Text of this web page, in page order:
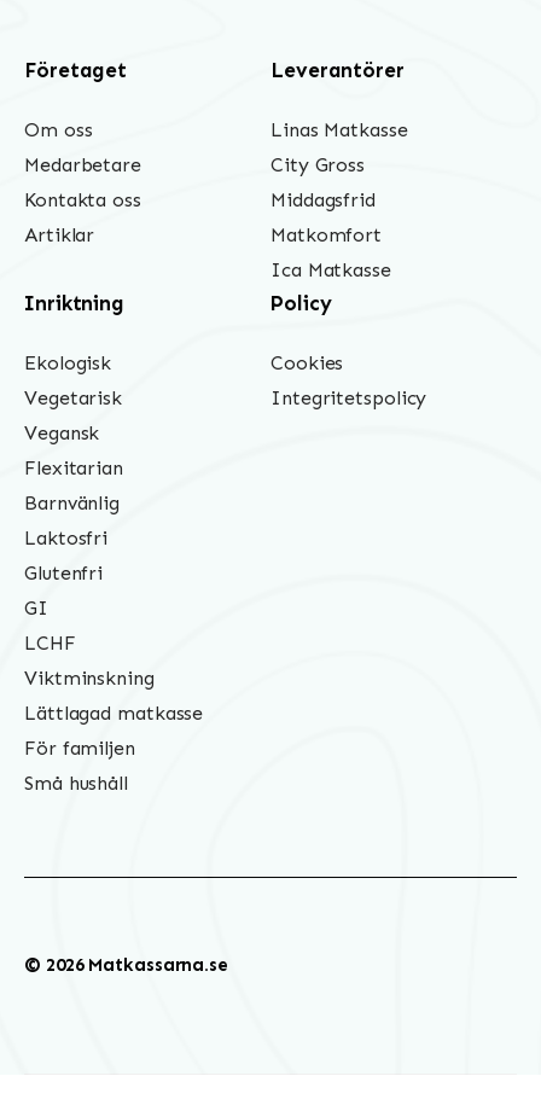
Företaget
Om oss
Medarbetare
Kontakta oss
Artiklar
Leverantörer
Linas Matkasse
City Gross
Middagsfrid
Matkomfort
Ica Matkasse
Inriktning
Ekologisk
Vegetarisk
Vegansk
Flexitarian
Barnvänlig
Laktosfri
Glutenfri
GI
LCHF
Viktminskning
Lättlagad matkasse
För familjen
Små hushåll
Policy
Cookies
Integritetspolicy
© 2026 Matkassarna.se